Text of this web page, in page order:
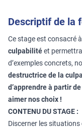
Descriptif de la
Ce stage est consacré à
culpabilitéet
d’exemples concrets,
destructrice de la
d’apprendre à partir
aimer nos choix !
CONTENU DU STAGE :
Discerner les